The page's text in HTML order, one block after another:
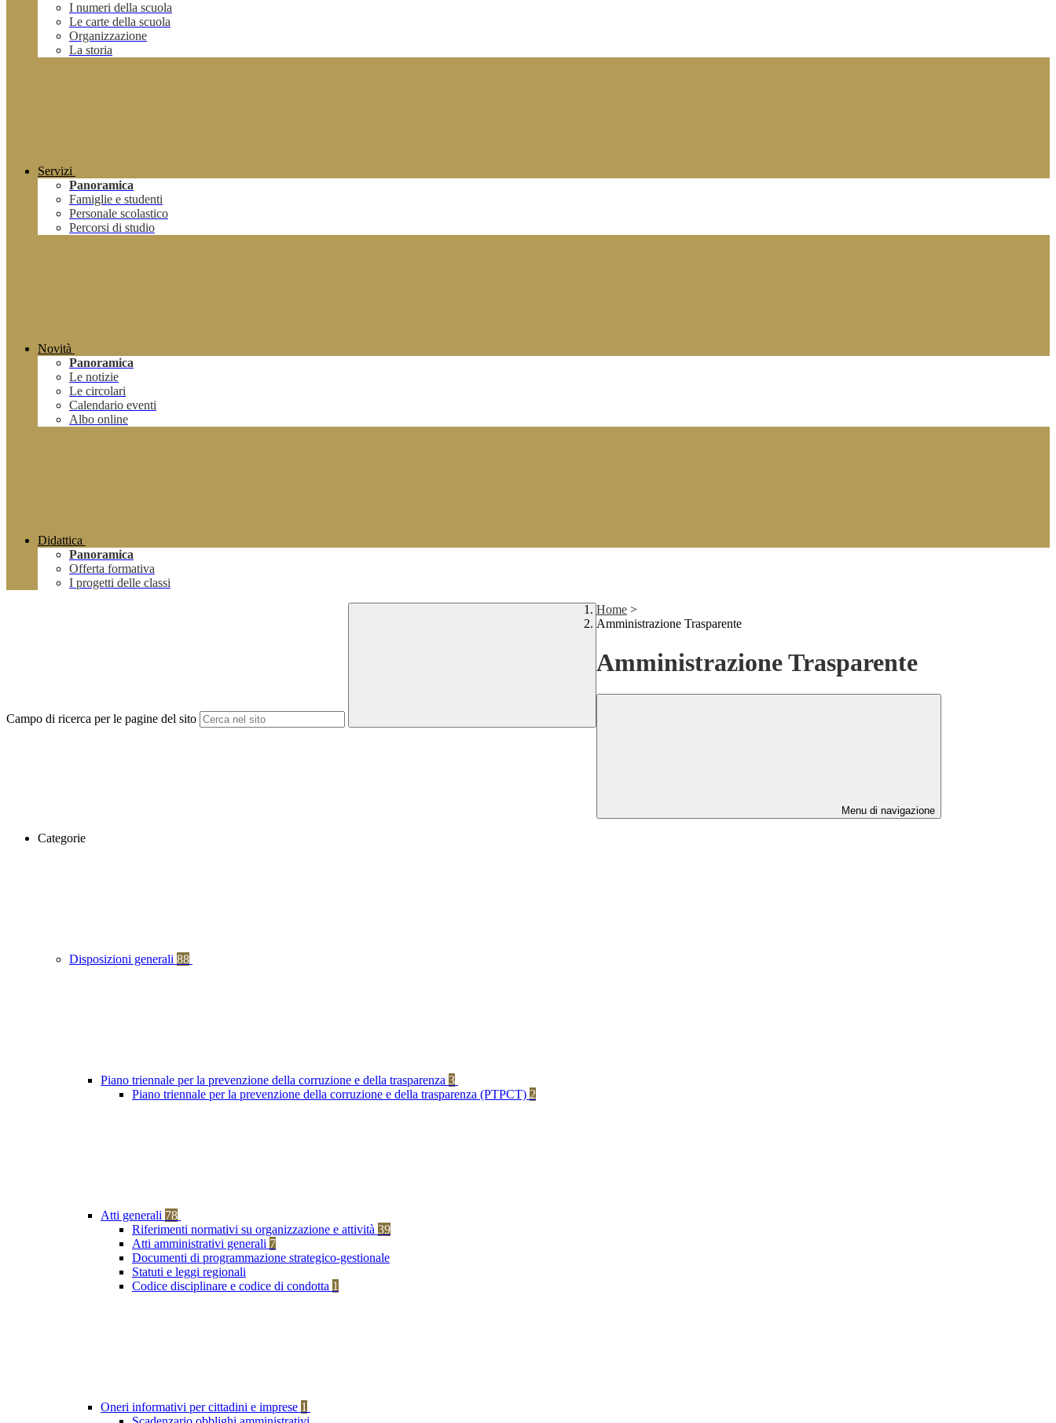
I numeri della scuola
Le carte della scuola
Organizzazione
La storia
Servizi
Panoramica
Famiglie e studenti
Personale scolastico
Percorsi di studio
Novità
Panoramica
Le notizie
Le circolari
Calendario eventi
Albo online
Didattica
Panoramica
Offerta formativa
I progetti delle classi
Campo di ricerca per le pagine del sito
Home >
Amministrazione Trasparente
Amministrazione Trasparente
Menu di navigazione
Categorie
Disposizioni generali 88
Piano triennale per la prevenzione della corruzione e della trasparenza 3
Piano triennale per la prevenzione della corruzione e della trasparenza (PTPCT) 2
Atti generali 78
Riferimenti normativi su organizzazione e attività 39
Atti amministrativi generali 7
Documenti di programmazione strategico-gestionale
Statuti e leggi regionali
Codice disciplinare e codice di condotta 1
Oneri informativi per cittadini e imprese 1